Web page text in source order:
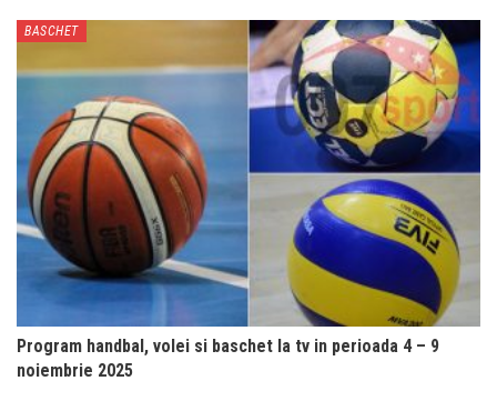
BASCHET
Program handbal, volei si baschet la tv in perioada 4 – 9
noiembrie 2025